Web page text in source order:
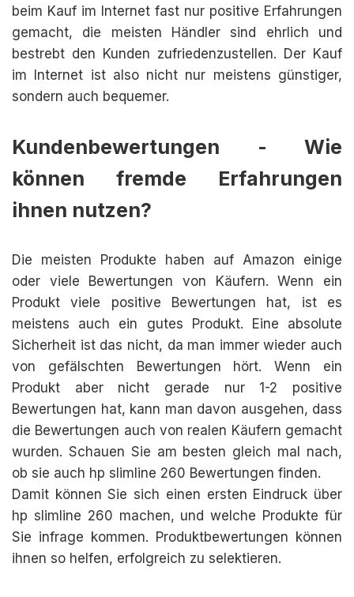
beim Kauf im Internet fast nur positive Erfahrungen
gemacht, die meisten Händler sind ehrlich und
bestrebt den Kunden zufriedenzustellen. Der Kauf
im Internet ist also nicht nur meistens günstiger,
sondern auch bequemer.
Kundenbewertungen - Wie
können fremde Erfahrungen
ihnen nutzen?
Die meisten Produkte haben auf Amazon einige
oder viele Bewertungen von Käufern. Wenn ein
Produkt viele positive Bewertungen hat, ist es
meistens auch ein gutes Produkt. Eine absolute
Sicherheit ist das nicht, da man immer wieder auch
von gefälschten Bewertungen hört. Wenn ein
Produkt aber nicht gerade nur 1-2 positive
Bewertungen hat, kann man davon ausgehen, dass
die Bewertungen auch von realen Käufern gemacht
wurden. Schauen Sie am besten gleich mal nach,
ob sie auch hp slimline 260 Bewertungen finden.
Damit können Sie sich einen ersten Eindruck über
hp slimline 260 machen, und welche Produkte für
Sie infrage kommen. Produktbewertungen können
ihnen so helfen, erfolgreich zu selektieren.